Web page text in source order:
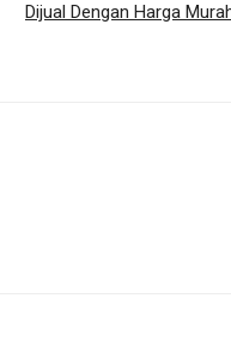
Dijual Dengan Harga